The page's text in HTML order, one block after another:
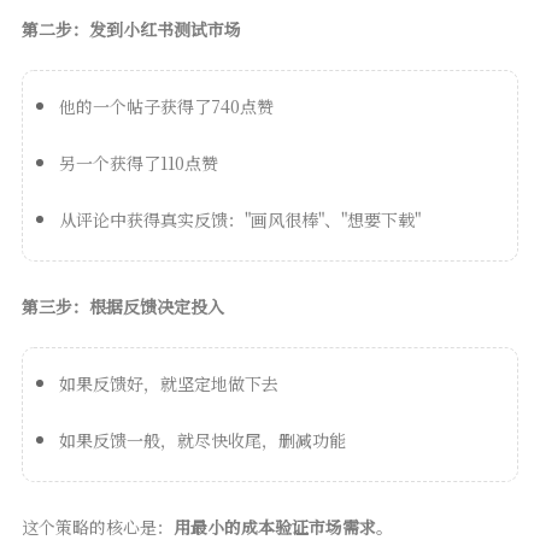
第二步：发到小红书测试市场
他的一个帖子获得了740点赞
另一个获得了110点赞
从评论中获得真实反馈："画风很棒"、"想要下载"
第三步：根据反馈决定投入
如果反馈好，就坚定地做下去
如果反馈一般，就尽快收尾，删减功能
这个策略的核心是： 用最小的成本验证市场需求。